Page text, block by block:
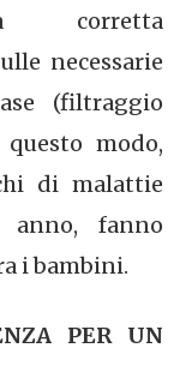
corretta
necessarie
(filtraggio
modo,
di malattie
anno, fanno
i bambini.
PER UN